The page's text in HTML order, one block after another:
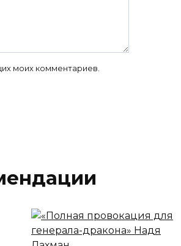
моих комментариев.